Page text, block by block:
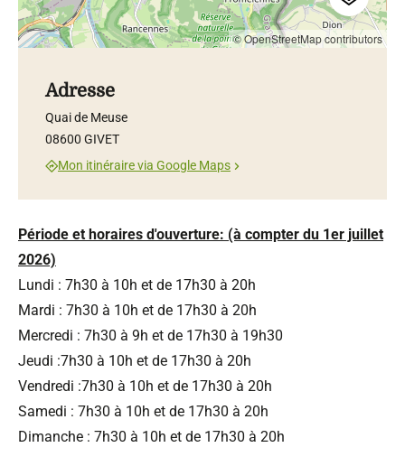
Période et horaires d'ouverture: (à compter du 1er juillet
2026)
Lundi : 7h30 à 10h et de 17h30 à 20h
Mardi : 7h30 à 10h et de 17h30 à 20h
Mercredi : 7h30 à 9h et de 17h30 à 19h30
Jeudi :7h30 à 10h et de 17h30 à 20h
Vendredi :7h30 à 10h et de 17h30 à 20h
Samedi : 7h30 à 10h et de 17h30 à 20h
Dimanche : 7h30 à 10h et de 17h30 à 20h
© OpenStreetMap contributors
Adresse
Quai de Meuse
08600 GIVET
Mon itinéraire via Google Maps